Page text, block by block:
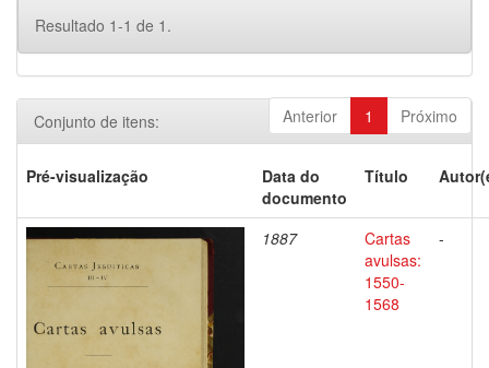
Resultado 1-1 de 1.
Anterior 1 Próximo
Conjunto de itens:
Pré-visualização
Data do
documento
Título
1887
Cartas
avulsas:
1550-
1568
-